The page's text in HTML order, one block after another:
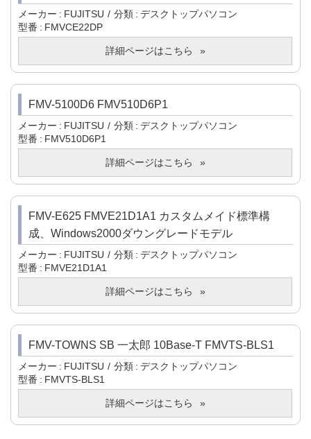
メーカー FUJITSU 分類
デスクトップパソコン
型番
FMVCE22DP
詳細ページはこちら
FMV-5100D6 FMV510D6P1
メーカー FUJITSU 分類
デスクトップパソコン
型番
FMV510D6P1
詳細ページはこちら
FMV-E625 FMVE21D1A1 カスタムメイド標準構
成、Windows2000ダウングレードモデル
メーカー FUJITSU 分類
デスクトップパソコン
型番
FMVE21D1A1
詳細ページはこちら
FMV-TOWNS SB 一太郎 10Base-T FMVTS-BLS1
メーカー FUJITSU 分類
デスクトップパソコン
型番
FMVTS-BLS1
詳細ページはこちら